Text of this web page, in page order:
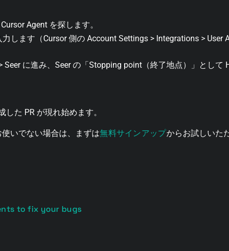
Agent を探します。
します（Cursor 側の Account Settings > Integrations > User
Seer に進み、Seer の「Stopping point（終了地点）」として
た PR が現れ始めます。
いでない場合は、まずは無料サインアップからお試しいた
to fix your bugs